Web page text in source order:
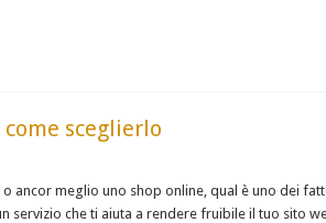
sceglierlo
ancor meglio uno shop online, qual è uno dei
servizio che ti aiuta a rendere fruibile il tuo sito